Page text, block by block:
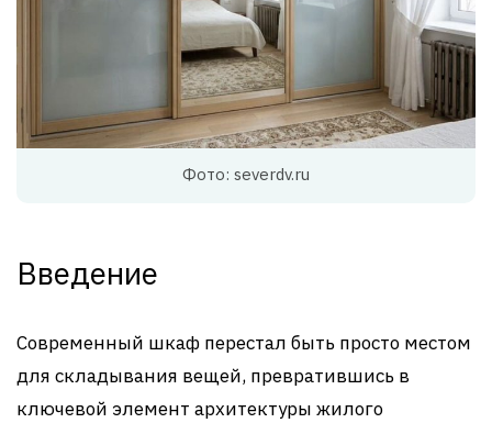
Фото: severdv.ru
Введение
Современный шкаф перестал быть просто местом
для складывания вещей, превратившись в
ключевой элемент архитектуры жилого